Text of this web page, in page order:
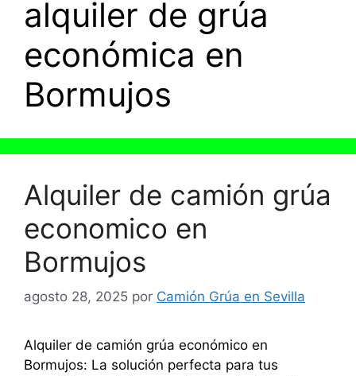
alquiler de grúa
económica en
Bormujos
Alquiler de camión grúa
economico en
Bormujos
agosto 28, 2025 por Camión Grúa en Sevilla
Alquiler de camión grúa económico en
Bormujos: La solución perfecta para tus